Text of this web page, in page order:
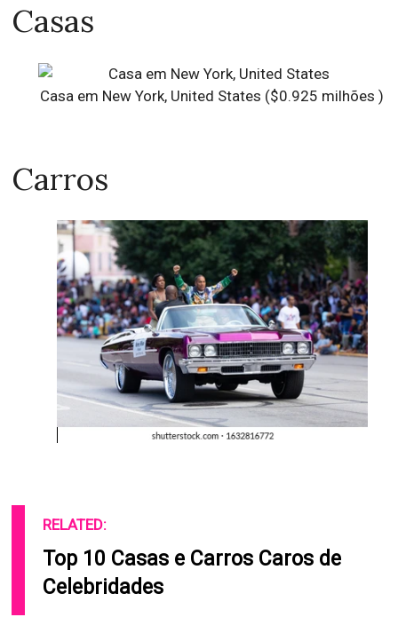
Casas
Casa em New York, United States ($0.925 milhões )
Carros
RELATED:
Top 10 Casas e Carros Caros de
Celebridades